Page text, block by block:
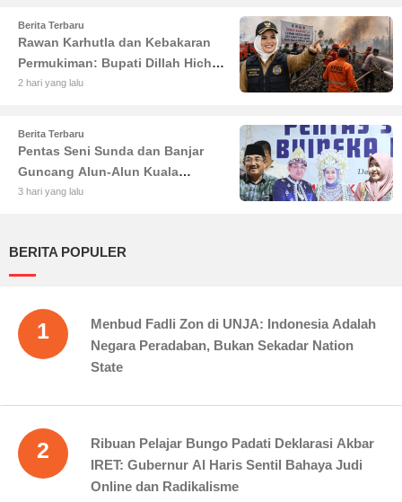
Berita Terbaru
Rawan Karhutla dan Kebakaran
Permukiman: Bupati Dillah Hich
Larang Camat Tinggalkan Wilayah
2 hari yang lalu
Berita Terbaru
Pentas Seni Sunda dan Banjar
Guncang Alun-Alun Kuala
Tungkal: Warga Tumpah Ruah
3 hari yang lalu
BERITA POPULER
1
Menbud Fadli Zon di UNJA: Indonesia Adalah
Negara Peradaban, Bukan Sekadar Nation
State
2
Ribuan Pelajar Bungo Padati Deklarasi Akbar
IRET: Gubernur Al Haris Sentil Bahaya Judi
Online dan Radikalisme